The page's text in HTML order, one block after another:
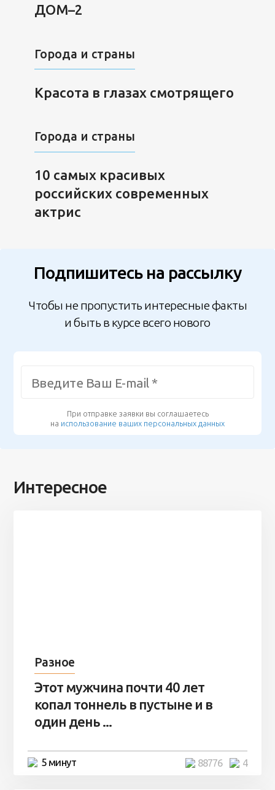
ДОМ–2
Города и страны
Красота в глазах смотрящего
Города и страны
10 самых красивых
российских современных
актрис
Подпишитесь на рассылку
Чтобы не пропустить интересные факты
и быть в курсе всего нового
При отправке заявки вы соглашаетесь
на использование ваших персональных данных
Интересное
Разное
Этот мужчина почти 40 лет
копал тоннель в пустыне и в
один день ...
5 минут 4
88776